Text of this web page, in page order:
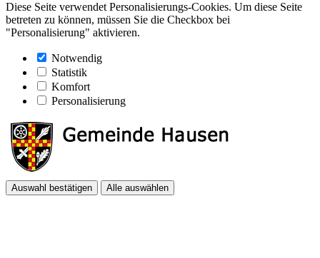
Diese Seite verwendet Personalisierungs-Cookies. Um diese Seite
betreten zu können, müssen Sie die Checkbox bei
"Personalisierung" aktivieren.
Notwendig
Statistik
Komfort
Personalisierung
Auswahl bestätigen Alle auswählen